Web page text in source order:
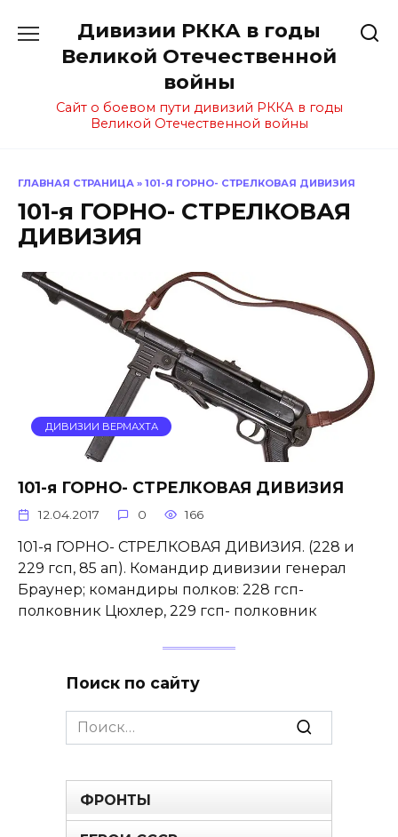
содержанию
Дивизии РККА в годы
Великой Отечественной
войны
Сайт о боевом пути дивизий РККА в годы
Великой Отечественной войны
ГЛАВНАЯ СТРАНИЦА » 101-Я ГОРНО- СТРЕЛКОВАЯ ДИВИЗИЯ
101-я ГОРНО- СТРЕЛКОВАЯ
ДИВИЗИЯ
ДИВИЗИИ ВЕРМАХТА
101-я ГОРНО- СТРЕЛКОВАЯ ДИВИЗИЯ
12.04.2017 0 166
101-я ГОРНО- СТРЕЛКОВАЯ ДИВИЗИЯ. (228 и
229 гсп, 85 ап). Командир дивизии генерал
Браунер; командиры полков: 228 гсп-
полковник Цюхлер, 229 гсп- полковник
Поиск по сайту
Search
for:
ФРОНТЫ